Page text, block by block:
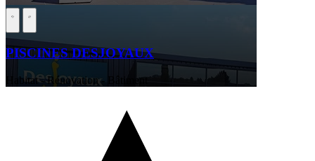
PISCINES DESJOYAUX
Habitat - Rénovation - Bâtiment